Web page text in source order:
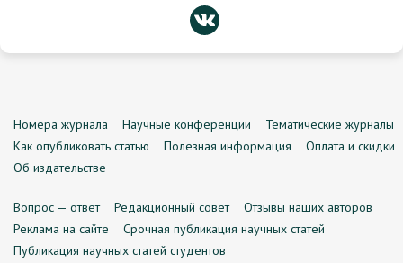
Номера журнала Научные конференции
Тематические журналы
Как опубликовать статью
Полезная информация
Оплата и скидки
Об издательстве
Вопрос — ответ Редакционный совет
Отзывы наших авторов
Реклама на сайте
Срочная публикация научных статей
Публикация научных статей студентов